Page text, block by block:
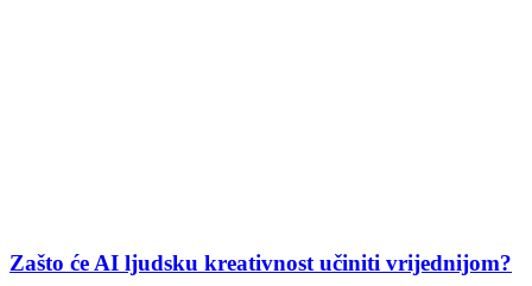
Zašto će AI ljudsku kreativnost učiniti vrijednijom?